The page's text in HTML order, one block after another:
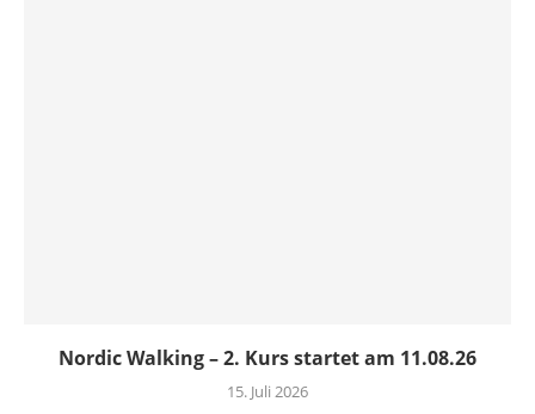
Nordic Walking – 2. Kurs startet am 11.08.26
15. Juli 2026